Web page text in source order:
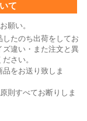
て
願い。
たのち出荷をしてお
ズ違い・また注文と異
さい。
をお送り致しま
則すべてお断りしま